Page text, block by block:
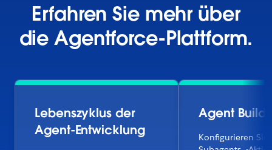
Erfahren Sie mehr über
die Agentforce-Plattform.
Lebenszyklus der
Agent-Entwicklung
Agent
Konfigurieren Sie